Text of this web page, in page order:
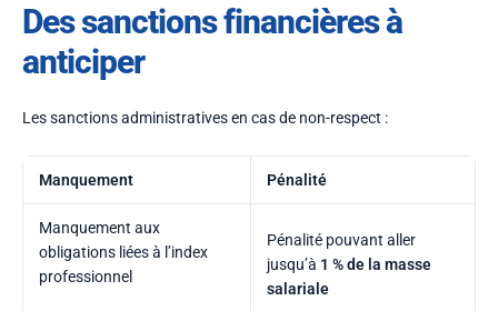
Des sanctions financières à
anticiper
Les sanctions administratives en cas de non-respect :
Manquement Pénalité
Manquement aux
obligations liées à l’index
professionnel
Pénalité pouvant aller
jusqu’à 1 % de la masse
salariale